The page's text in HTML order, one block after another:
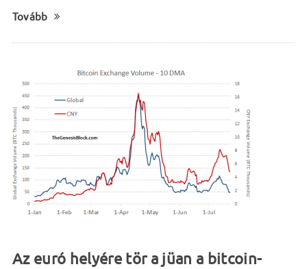
Tovább
Az euró helyére tör a jüan a bitcoin-